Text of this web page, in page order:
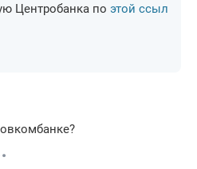
Центробанка по этой ссыл